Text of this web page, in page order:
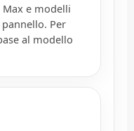
Max e modelli
Per
al modello